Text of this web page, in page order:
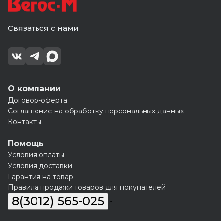
Связаться с нами
О компании
Договор-оферта
Соглашение на обработку персональных данных
Контакты
Помощь
Условия оплаты
Условия доставки
Гарантия на товар
Правила продажи товаров для покупателей
8(3012) 565-025